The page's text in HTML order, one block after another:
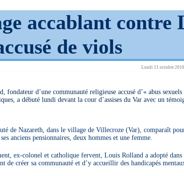
accablant contre
de viols
Lundi 11 octobre
fondateur d’une communauté religieuse accusé d’« abus
a débuté lundi devant la cour d’assises du Var avec un
de Nazareth, dans le village de Villecroze (Var), comparaît
anciens pensionnaires, deux hommes et une femme.
ex-colonel et catholique fervent, Louis Rolland a adopté dans
de créer sa communauté et d’y accueillir des handicapés